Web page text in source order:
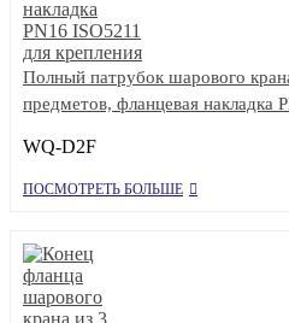
Полный патрубок шарового
предметов, фланцевая накладка
WQ-D2F
ПОСМОТРЕТЬ БОЛЬШЕ